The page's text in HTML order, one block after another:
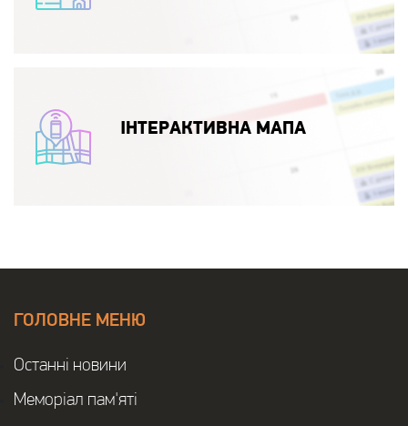
ІНТЕРАКТИВНА МАПА
ГОЛОВНЕ МЕНЮ
Останнi новини
Меморіал пам'яті